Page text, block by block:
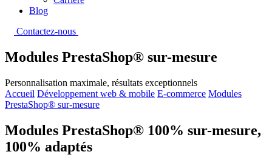
Blog
Contactez-nous
Modules PrestaShop® sur-mesure
Personnalisation maximale, résultats exceptionnels
Accueil Développement web & mobile E-commerce Modules
PrestaShop® sur-mesure
Modules PrestaShop® 100% sur-mesure,
100% adaptés